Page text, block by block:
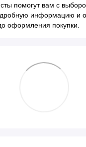
помогут вам с
информацию и
оформления покупки.